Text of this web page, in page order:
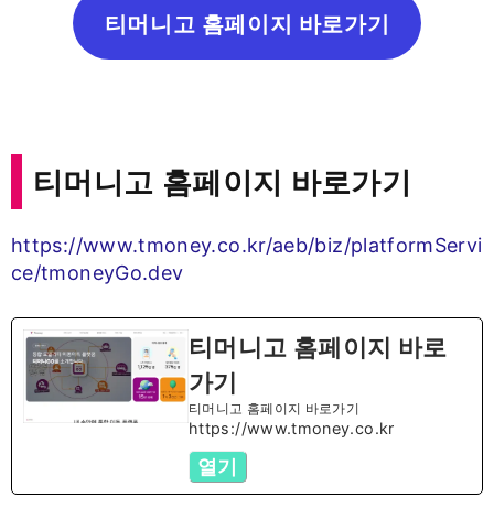
티머니고 홈페이지 바로가기
티머니고 홈페이지 바로가기
https://www.tmoney.co.kr/aeb/biz/platformServi
ce/tmoneyGo.dev
티머니고 홈페이지 바로
가기
티머니고 홈페이지 바로가기
https://www.tmoney.co.kr
열기